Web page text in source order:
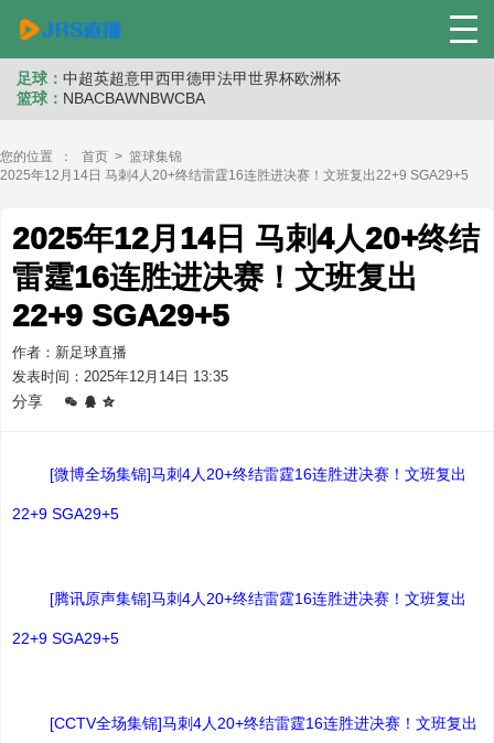
足球： 中超英超意甲西甲德甲法甲世界杯欧洲杯
篮球： NBACBAWNBWCBA
您的位置 ： 首页 > 篮球集锦
2025年12月14日 马刺4人20+终结雷霆16连胜进决赛！文班复出22+9 SGA29+5
2025年12月14日 马刺4人20+终结
雷霆16连胜进决赛！文班复出
22+9 SGA29+5
作者：新足球直播
发表时间：2025年12月14日 13:35
分享
[微博全场集锦]马刺4人20+终结雷霆16连胜进决赛！文班复出
22+9 SGA29+5
[腾讯原声集锦]马刺4人20+终结雷霆16连胜进决赛！文班复出
22+9 SGA29+5
[CCTV全场集锦]马刺4人20+终结雷霆16连胜进决赛！文班复出